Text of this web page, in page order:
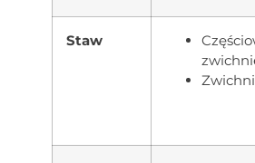
Staw